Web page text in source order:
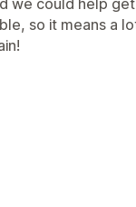
so it means a